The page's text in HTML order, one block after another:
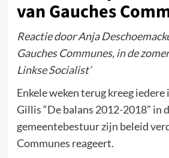
van Gauches
Reactie door Anja
Gauches Communes, in de
Linkse Socialist’
Enkele weken terug kreeg
Gillis “De balans 2012-2018” in
gemeentebestuur zijn beleid
Communes reageert.